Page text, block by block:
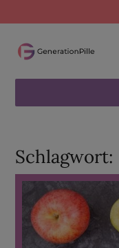
Schlagwort: